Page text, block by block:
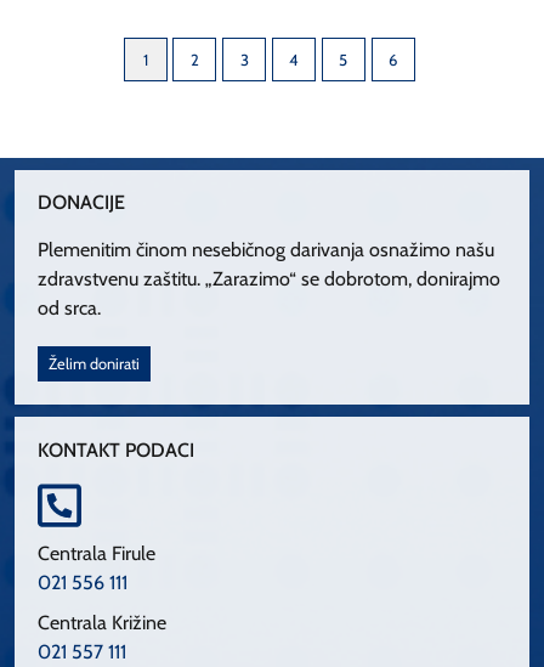
1 2 3 4 5 6
DONACIJE
Plemenitim činom nesebičnog darivanja osnažimo našu
zdravstvenu zaštitu. „Zarazimo“ se dobrotom, donirajmo
od srca.
Želim donirati
KONTAKT PODACI
Centrala Firule
021 556 111
Centrala Križine
021 557 111